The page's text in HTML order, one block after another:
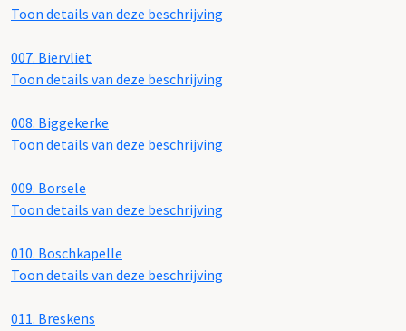
Toon details van deze beschrijving
007. Biervliet
Toon details van deze beschrijving
008. Biggekerke
Toon details van deze beschrijving
009. Borsele
Toon details van deze beschrijving
010. Boschkapelle
Toon details van deze beschrijving
011. Breskens